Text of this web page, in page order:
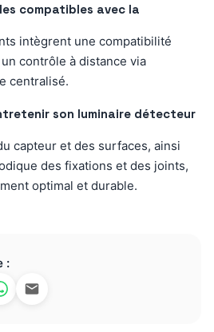
compatibles avec la
intègrent une compatibilité
contrôle à distance via
centralisé.
son luminaire détecteur
capteur et des surfaces, ainsi
des fixations et des joints,
optimal et durable.
: